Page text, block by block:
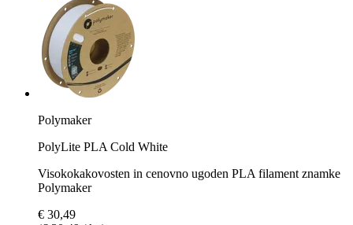
Polymaker
PolyLite PLA Cold White
Visokokakovosten in cenovno ugoden PLA filament znamke
Polymaker
€ 30,49